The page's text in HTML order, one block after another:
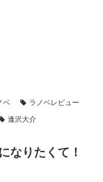
ベ
ラノベレビュー
逢沢大介
なりたくて！